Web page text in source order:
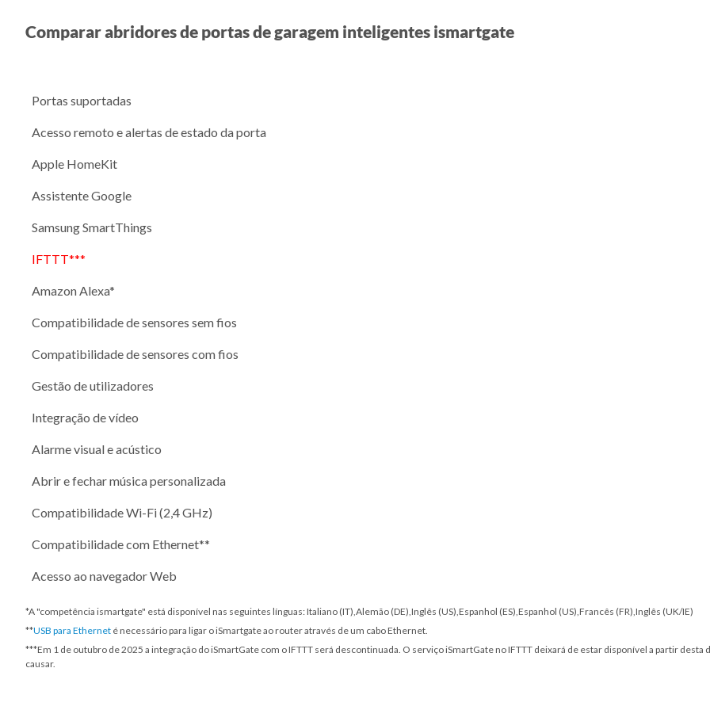
Comparar abridores de portas de garagem inteligentes ismartgate
Portas suportadas
Acesso remoto e alertas de estado da porta
Apple HomeKit
Assistente Google
Samsung SmartThings
IFTTT***
Amazon Alexa*
Compatibilidade de sensores sem fios
Compatibilidade de sensores com fios
Gestão de utilizadores
Integração de vídeo
Alarme visual e acústico
Abrir e fechar música personalizada
Compatibilidade Wi-Fi (2,4 GHz)
Compatibilidade com Ethernet**
Acesso ao navegador Web
*A "competência ismartgate" está disponível nas seguintes línguas: Italiano (IT),Alemão (DE),Inglês (US),Espanhol (ES),Espanhol (US),Francês (FR),Inglês (UK/IE)
**USB para Ethernet é necessário para ligar o iSmartgate ao router através de um cabo Ethernet.
***Em 1 de outubro de 2025 a integração do iSmartGate com o IFTTT será descontinuada. O serviço iSmartGate no IFTTT deixará de estar disponível a partir
causar.